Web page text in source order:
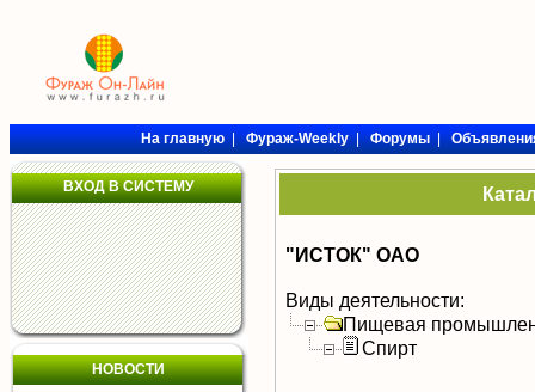
На главную|Фураж-Weekly|Форумы|
ВХОД В СИСТЕМУ
НОВОСТИ
"ИСТОК" ОАО
Виды деятельности:
Пищевая
Спирт